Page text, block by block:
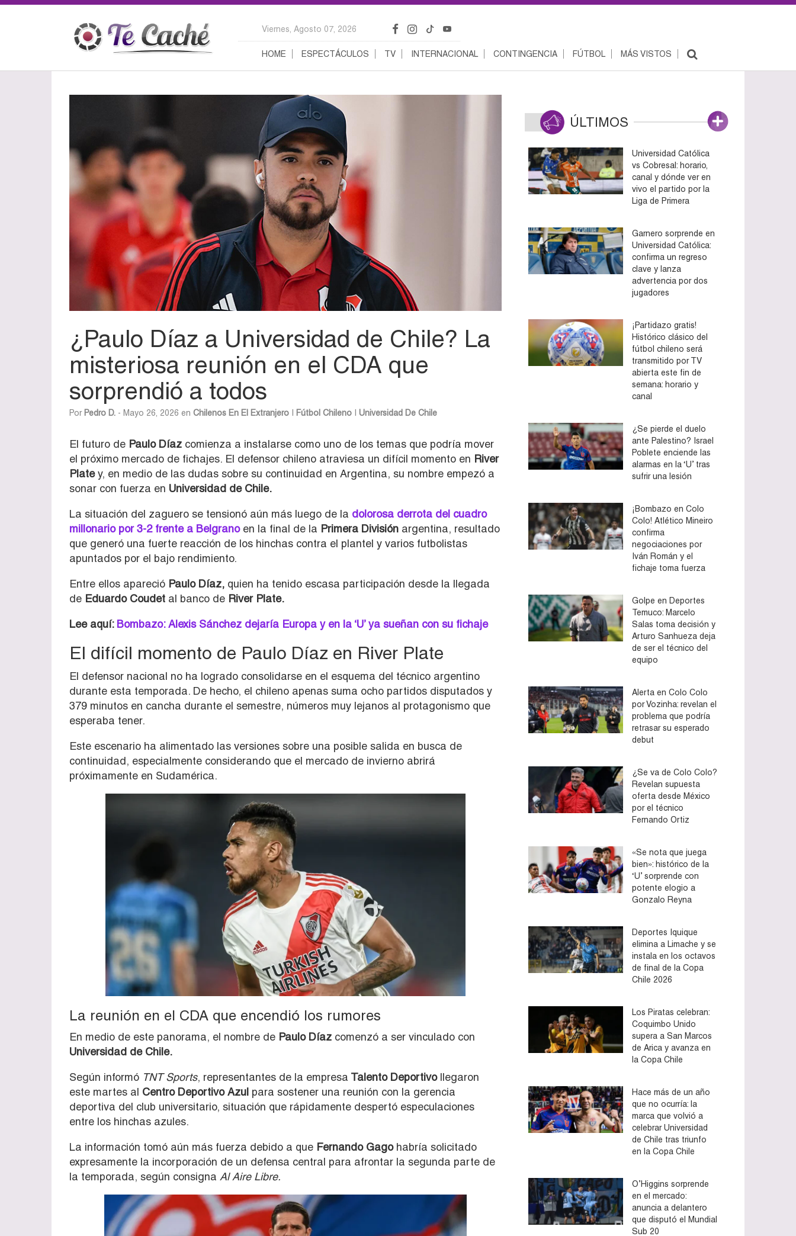
Viernes, Agosto 07, 2026
HOME ESPECTÁCULOS TV INTERNACIONAL CONTINGENCIA FÚTBOL MÁS VISTOS
¿Paulo Díaz a Universidad de Chile? La
misteriosa reunión en el CDA que
sorprendió a todos
Por Pedro D. - Mayo 26, 2026 en Chilenos En El Extranjero Fútbol Chileno Universidad De Chile
El futuro de Paulo Díaz comienza a instalarse como uno de los temas que podría mover
el próximo mercado de fichajes. El defensor chileno atraviesa un difícil momento en River
Platey, en medio de las dudas sobre su continuidad en Argentina, su nombre empezó a
sonar con fuerza en Universidad de Chile.
La situación del zaguero se tensionó aún más luego de la dolorosa derrota del cuadro
millonario por 3-2 frente a Belgranoen la final de la Primera División argentina, resultado
que generó una fuerte reacción de los hinchas contra el plantel y varios futbolistas
apuntados por el bajo rendimiento.
Entre ellos apareció Paulo Díaz, quien ha tenido escasa participación desde la llegada
de Eduardo Coudet al banco de River Plate.
Lee aquí: Bombazo: Alexis Sánchez dejaría Europa y en la ‘U’ ya sueñan con su fichaje
El difícil momento de Paulo Díaz en River Plate
El defensor nacional no ha logrado consolidarse en el esquema del técnico argentino
durante esta temporada. De hecho, el chileno apenas suma ocho partidos disputados y
379 minutos en cancha durante el semestre, números muy lejanos al protagonismo que
esperaba tener.
Este escenario ha alimentado las versiones sobre una posible salida en busca de
continuidad, especialmente considerando que el mercado de invierno abrirá
próximamente en Sudamérica.
La reunión en el CDA que encendió los rumores
En medio de este panorama, el nombre de Paulo Díaz comenzó a ser vinculado con
Universidad de Chile.
Según informó TNT Sports, representantes de la empresa Talento Deportivollegaron
este martes al Centro Deportivo Azul para sostener una reunión con la gerencia
deportiva del club universitario, situación que rápidamente despertó especulaciones
entre los hinchas azules.
La información tomó aún más fuerza debido a que Fernando Gagohabría solicitado
expresamente la incorporación de un defensa central para afrontar la segunda parte de
la temporada, según consigna Al Aire Libre.
ÚLTIMOS
Universidad Católica
vs Cobresal: horario,
canal y dónde ver en
vivo el partido por la
Liga de Primera
Garnero sorprende en
Universidad Católica:
confirma un regreso
clave y lanza
advertencia por dos
jugadores
¡Partidazo gratis!
Histórico clásico del
fútbol chileno será
transmitido por TV
abierta este fin de
semana: horario y
canal
¿Se pierde el duelo
ante Palestino? Israel
Poblete enciende las
alarmas en la ‘U’ tras
sufrir una lesión
¡Bombazo en Colo
Colo! Atlético Mineiro
confirma
negociaciones por
Iván Román y el
fichaje toma fuerza
Golpe en Deportes
Temuco: Marcelo
Salas toma decisión y
Arturo Sanhueza deja
de ser el técnico del
equipo
Alerta en Colo Colo
por Vozinha: revelan el
problema que podría
retrasar su esperado
debut
¿Se va de Colo Colo?
Revelan supuesta
oferta desde México
por el técnico
Fernando Ortiz
«Se nota que juega
bien»: histórico de la
‘U’ sorprende con
potente elogio a
Gonzalo Reyna
Deportes Iquique
elimina a Limache y se
instala en los octavos
de final de la Copa
Chile 2026
Los Piratas celebran:
Coquimbo Unido
supera a San Marcos
de Arica y avanza en
la Copa Chile
Hace más de un año
que no ocurría: la
marca que volvió a
celebrar Universidad
de Chile tras triunfo
en la Copa Chile
O’Higgins sorprende
en el mercado:
anuncia a delantero
que disputó el Mundial
Sub 20